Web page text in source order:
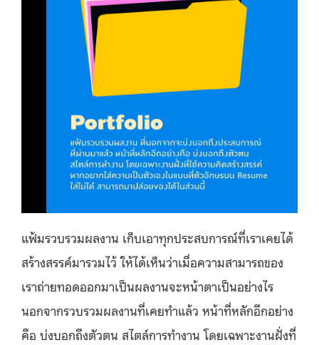
แฟ้มรวบรวมผลงาน เก็บเอาทุกประสบการณ์ที่เราเคยได้
สร้างสรรค์มารวมไว้ ให้ได้เห็นว่าเมื่อความสามารถของ
เราถ่ายทอดออกมาเป็นผลงานจะหน้าตาเป็นอย่างไร
นอกจากรวบรวมผลงานที่เคยทำแล้ว หน้าที่หลักอีกอย่าง
คือ บ่งบอกถึงตัวตน สไตล์การทำงาน โดยเฉพาะงานฝั่งที่